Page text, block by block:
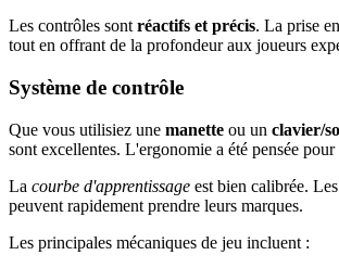
Les contrôles sontréactifs et précis. La prise
tout en offrant de la profondeur aux joueurs
Système de contrôle
Que vous utilisiez une manette ou un clavier/
sont excellentes. L'ergonomie a été pensée pour
La courbe d'apprentissage est bien calibrée.
peuvent rapidement prendre leurs marques.
Les principales mécaniques de jeu incluent :